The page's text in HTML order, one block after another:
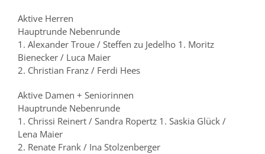
Aktive Herren
Hauptrunde Nebenrunde
1. Alexander Troue / Steffen zu Jedelho 1. Moritz
Bienecker / Luca Maier
2. Christian Franz / Ferdi Hees
Aktive Damen + Seniorinnen
Hauptrunde Nebenrunde
1. Chrissi Reinert / Sandra Ropertz 1. Saskia Glück /
Lena Maier
2. Renate Frank / Ina Stolzenberger